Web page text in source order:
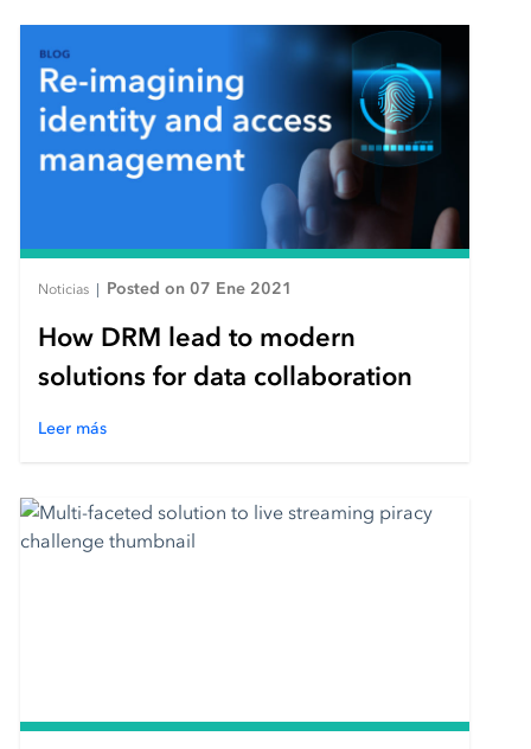
Noticias | Posted on 07 Ene 2021
How DRM lead to modern
solutions for data collaboration
Leer más